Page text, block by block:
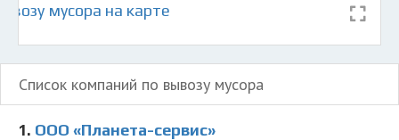
мусора на карте
Список компаний по вывозу мусора
1. ООО «Планета-сервис»